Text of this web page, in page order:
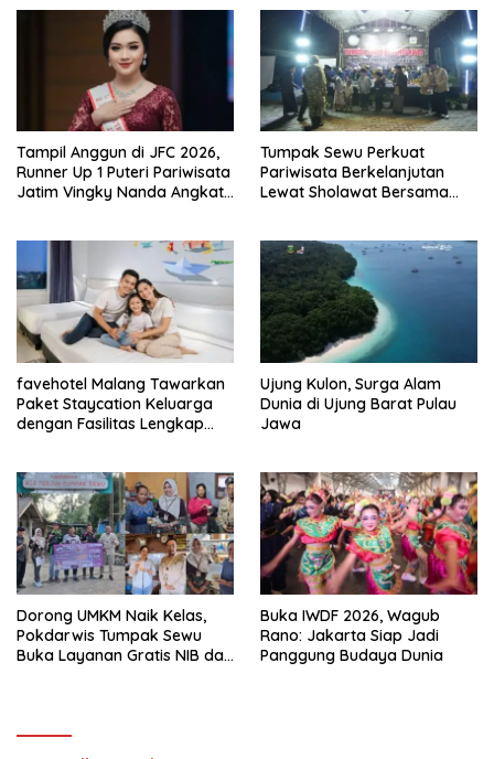
Tampil Anggun di JFC 2026,
Runner Up 1 Puteri Pariwisata
Jatim Vingky Nanda Angkat
Tumpak Sewu Perkuat
Pariwisata Berkelanjutan
Lewat Sholawat Bersama
favehotel Malang Tawarkan
Paket Staycation Keluarga
dengan Fasilitas Lengkap
Ujung Kulon, Surga Alam
Dunia di Ujung Barat Pulau
Jawa
Dorong UMKM Naik Kelas,
Pokdarwis Tumpak Sewu
Buka Layanan Gratis NIB dan
Buka IWDF 2026, Wagub
Rano: Jakarta Siap Jadi
Panggung Budaya Dunia